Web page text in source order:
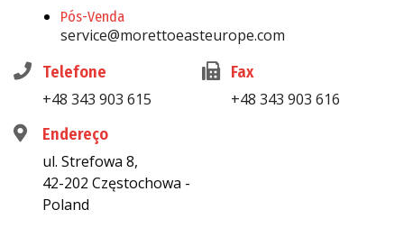
Pós-Venda
service@morettoeasteurope.com
Telefone
+48 343 903 615
Fax
+48 343 903 616
Endereço
ul. Strefowa 8,
42-202 Częstochowa -
Poland